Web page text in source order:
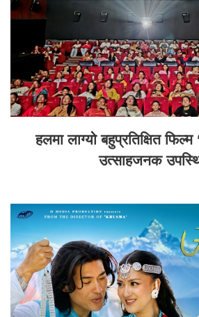
हलमा लाग्यो बहुप्रतिक्षित
उत्साहजनक